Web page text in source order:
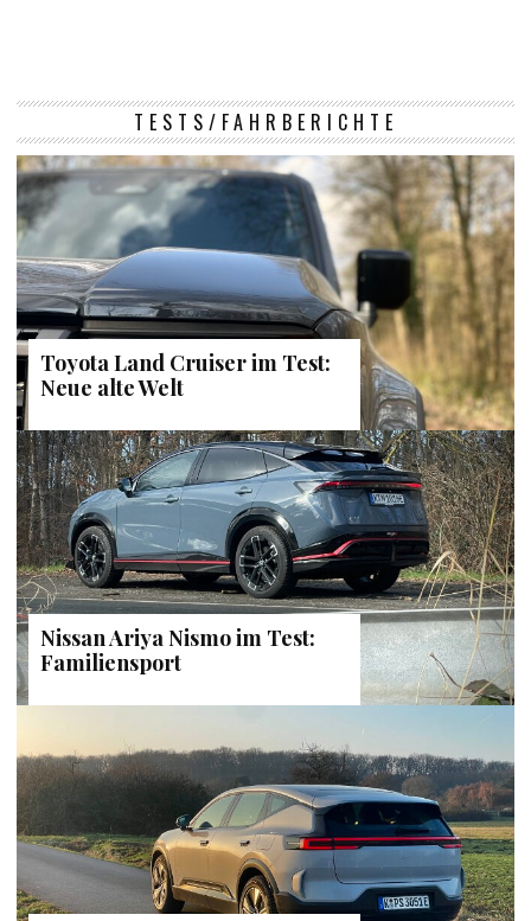
TESTS/FAHRBERICHTE
Toyota Land Cruiser im Test:
Neue alte Welt
Nissan Ariya Nismo im Test:
Familiensport